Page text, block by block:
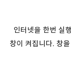
인터넷을 한번 실
창이 켜집니다. 창